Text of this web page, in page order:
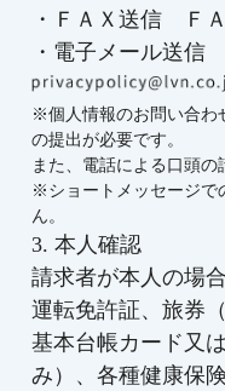
・ＦＡＸ送信 ＦＡ
・電子メール送信
※個人情報のお問い合わ
の提出が必要です。
また、電話による口頭の
※ショートメッセージで
ん。
3. 本人確認
請求者が本人の場
運転免許証、旅券
基本台帳カード又
み）、各種健康保